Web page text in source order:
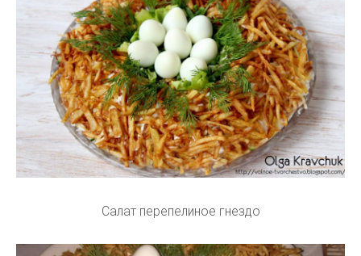
Салат перепелиное гнездо